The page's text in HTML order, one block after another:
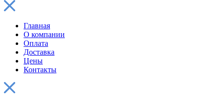
Главная
О компании
Оплата
Доставка
Цены
Контакты